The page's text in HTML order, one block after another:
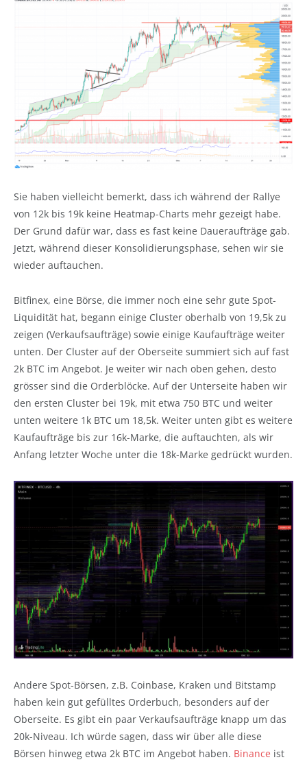
Sie haben vielleicht bemerkt, dass ich während der Rallye
von 12k bis 19k keine Heatmap-Charts mehr gezeigt habe.
Der Grund dafür war, dass es fast keine Daueraufträge gab.
Jetzt, während dieser Konsolidierungsphase, sehen wir sie
wieder auftauchen.
Bitfinex, eine Börse, die immer noch eine sehr gute Spot-
Liquidität hat, begann einige Cluster oberhalb von 19,5k zu
zeigen (Verkaufsaufträge) sowie einige Kaufaufträge weiter
unten. Der Cluster auf der Oberseite summiert sich auf fast
2k BTC im Angebot. Je weiter wir nach oben gehen, desto
grösser sind die Orderblöcke. Auf der Unterseite haben wir
den ersten Cluster bei 19k, mit etwa 750 BTC und weiter
unten weitere 1k BTC um 18,5k. Weiter unten gibt es weitere
Kaufaufträge bis zur 16k-Marke, die auftauchten, als wir
Anfang letzter Woche unter die 18k-Marke gedrückt wurden.
Andere Spot-Börsen, z.B. Coinbase, Kraken und Bitstamp
haben kein gut gefülltes Orderbuch, besonders auf der
Oberseite. Es gibt ein paar Verkaufsaufträge knapp um das
20k-Niveau. Ich würde sagen, dass wir über alle diese
Börsen hinweg etwa 2k BTC im Angebot haben. Binance ist